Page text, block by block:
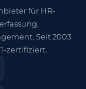
für HR-
Seit 2003
zertifiziert.